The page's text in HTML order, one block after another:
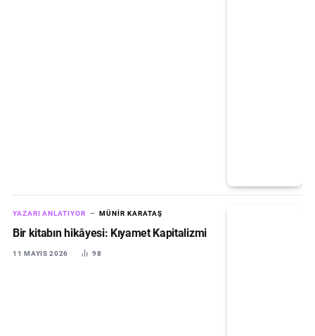
YAZARI ANLATIYOR MÜNIR KARATAŞ
Bir kitabın hikâyesi: Kıyamet Kapitalizmi
11 MAYIS 2026 98